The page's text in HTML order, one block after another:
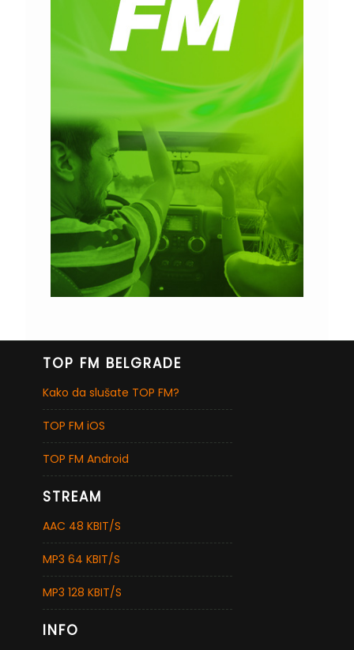
TOP FM BELGRADE
Kako da slušate TOP FM?
TOP FM iOS
TOP FM Android
STREAM
AAC 48 KBIT/S
MP3 64 KBIT/S
MP3 128 KBIT/S
INFO